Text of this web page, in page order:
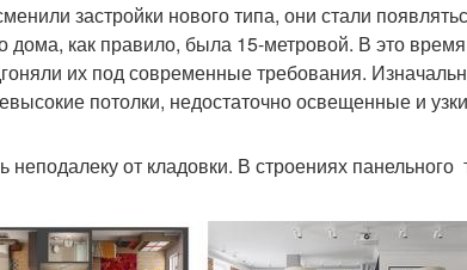
застройки нового типа, они стали
дома, как правило, была 15-метровой. В это
их под современные требования.
потолки, недостаточно освещенные и
неподалеку от кладовки. В строениях